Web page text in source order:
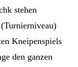
stehen
Kneipenspiels
den ganzen